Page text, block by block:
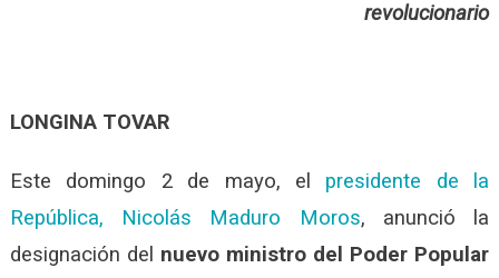
revolucionario
LONGINA TOVAR
Este domingo 2 de mayo, el presidente de la
República, Nicolás Maduro Moros, anunció la
designación del nuevo ministro del Poder Popular